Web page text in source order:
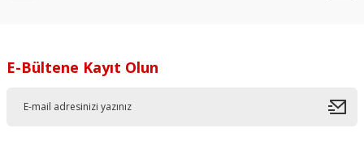
E-Bültene Kayıt Olun